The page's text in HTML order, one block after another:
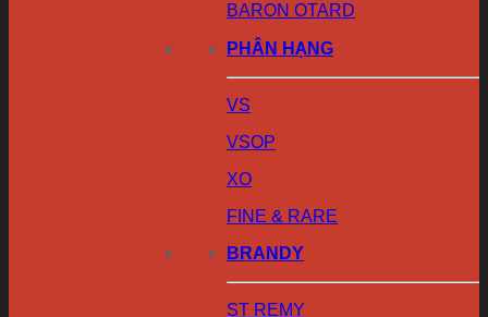
BARON OTARD
PHÂN HẠNG
VS
VSOP
XO
FINE & RARE
BRANDY
ST REMY